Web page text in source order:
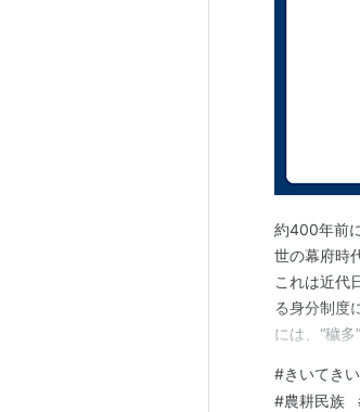
約400年前
世の幕府時
これは近代
る身分制度
には、“穢
(*北米のも
#きいてき
#農耕民族